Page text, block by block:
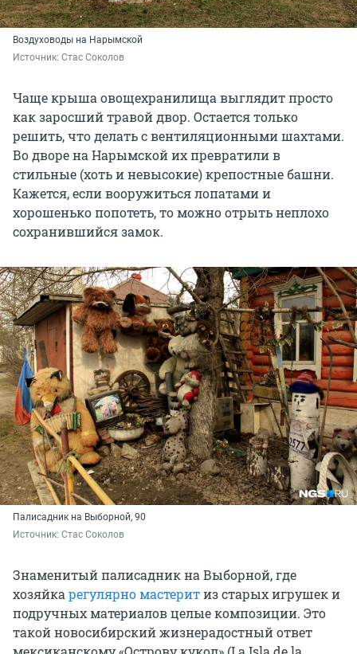
Воздуховоды на Нарымской
Источник: Стас Соколов
Чаще крыша овощехранилища выглядит просто
как заросший травой двор. Остается только
решить, что делать с вентиляционными шахтами.
Во дворе на Нарымской их превратили в
стильные (хоть и невысокие) крепостные башни.
Кажется, если вооружиться лопатами и
хорошенько попотеть, то можно отрыть неплохо
сохранившийся замок.
Палисадник на Выборной, 90
Источник: Стас Соколов
Знаменитый палисадник на Выборной, где
хозяйка регулярно мастеритиз старых игрушек и
подручных материалов целые композиции. Это
такой новосибирский жизнерадостный ответ